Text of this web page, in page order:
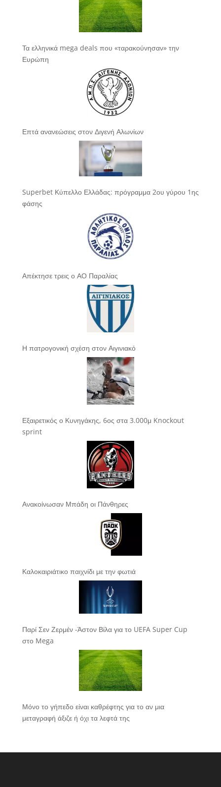
Τα ελληνικά mega deals που «ταρακούνησαν» την
Ευρώπη
Επτά ανανεώσεις στον Διγενή Αλωνίων
Superbet Κύπελλο Ελλάδας: πρόγραμμα 2ου γύρου 1ης
φάσης
Απέκτησε τρεις ο ΑΟ Παραλίας
Η πατρογονική σχέση στον Αιγινιακό
Εξαιρετικός ο Κυνηγάκης, 6ος στα 3.000μ Knockout
sprint
Ανακοίνωσαν Μπάδη οι Πάνθηρες
Καλοκαιριάτικο παιχνίδι με την φωτιά
Παρί Σεν Ζερμέν -Άστον Βίλα για το UEFA Super Cup
στο Mega
Μόνο το γήπεδο είναι καθρέφτης για το αν μια
μεταγραφή άξιζε ή όχι τα λεφτά της